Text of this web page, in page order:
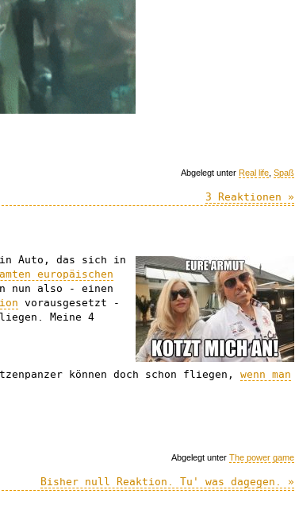
Abgelegt unter Real life Spaß
3 Reaktionen »
Auto, das sich in
europäischen
nun also - einen
vorausgesetzt -
Meine 4
können doch schon fliegen, wenn man
Abgelegt unter The power game
Bisher null Reaktion. Tu' was dagegen. »